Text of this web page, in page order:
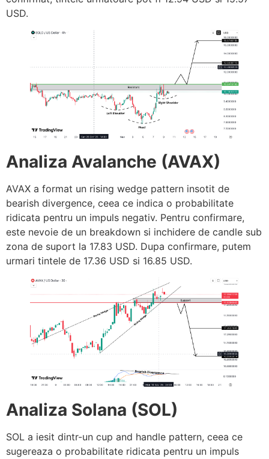
USD.
Analiza Avalanche (AVAX)
AVAX a format un rising wedge pattern insotit de
bearish divergence, ceea ce indica o probabilitate
ridicata pentru un impuls negativ. Pentru confirmare,
este nevoie de un breakdown si inchidere de candle sub
zona de suport la 17.83 USD. Dupa confirmare, putem
urmari tintele de 17.36 USD si 16.85 USD.
Analiza Solana (SOL)
SOL a iesit dintr-un cup and handle pattern, ceea ce
sugereaza o probabilitate ridicata pentru un impuls